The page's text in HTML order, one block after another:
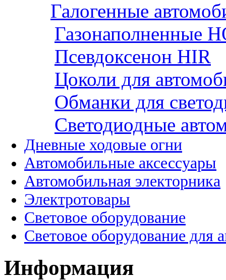
Галогенные
Газонаполненные
Псевдоксенон HIR
Цоколи для
Обманки для
Cветодиодные
Дневные ходовые огни
Автомобильные аксессуары
Автомобильная электорника
Электротовары
Световое оборудование
Световое оборудование для
Информация